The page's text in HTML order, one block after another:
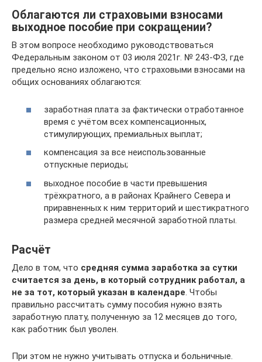
Облагаются ли страховыми взносами
выходное пособие при сокращении?
В этом вопросе необходимо руководствоваться
Федеральным законом от 03 июля 2021г. № 243-ФЗ, где
предельно ясно изложено, что страховыми взносами на
общих основаниях облагаются:
заработная плата за фактически отработанное
время с учётом всех компенсационных,
стимулирующих, премиальных выплат;
компенсация за все неиспользованные
отпускные периоды;
выходное пособие в части превышения
трёхкратного, а в районах Крайнего Севера и
приравненных к ним территорий и шестикратного
размера средней месячной заработной платы.
Расчёт
Дело в том, что средняя сумма заработка за сутки
считается за день, в который сотрудник работал, а
не за тот, который указан в календаре . Чтобы
правильно рассчитать сумму пособия нужно взять
заработную плату, полученную за 12 месяцев до того,
как работник был уволен.
При этом не нужно учитывать отпуска и больничные.